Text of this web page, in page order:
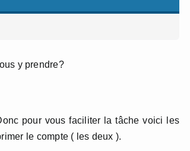
y prendre?
pour vous faciliter la tâche voici les
le compte ( les deux ).